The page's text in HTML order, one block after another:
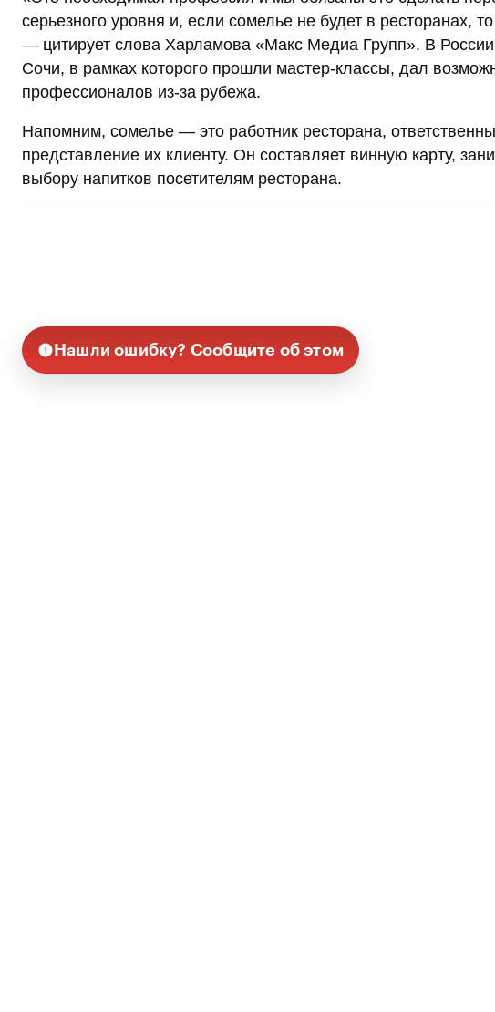
серьезного уровня и, если сомелье не будет в ресторанах,
— цитирует слова Харламова «Макс Медиа Групп». В
Сочи, в рамках которого прошли мастер-классы, дал
профессионалов из-за рубежа.
Напомним, сомелье — это работник ресторана,
представление их клиенту. Он составляет винную карту,
выбору напитков посетителям ресторана.
Нашли ошибку? Сообщите об этом